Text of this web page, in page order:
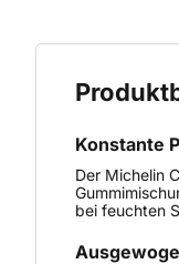
Konstante
Der Michelin
bei feuchten